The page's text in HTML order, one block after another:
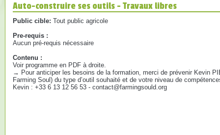
Auto-construire ses outils - Travaux libres
Public cible: Tout public agricole
Pre-requis :
Aucun pré-requis nécessaire
Contenu :
Voir programme en PDF à droite.
→ Pour anticiper les besoins de la formation, merci de prévenir Kevin
Farming Soul) du type d’outil souhaité et de votre niveau de
Kevin : +33 6 13 12 56 53 - contact@farmingsould.org